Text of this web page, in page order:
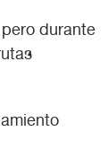
durante